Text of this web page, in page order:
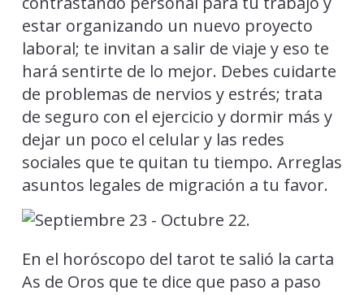
estar organizando un nuevo proyecto
laboral; te invitan a salir de viaje y eso te
hará sentirte de lo mejor. Debes cuidarte
de problemas de nervios y estrés; trata
de seguro con el ejercicio y dormir más y
dejar un poco el celular y las redes
sociales que te quitan tu tiempo. Arreglas
asuntos legales de migración a tu favor.
En el horóscopo del tarot te salió la carta
As de Oros que te dice que paso a paso